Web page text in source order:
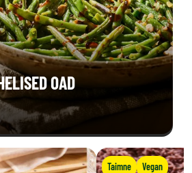
OAD
Taimne Vegan